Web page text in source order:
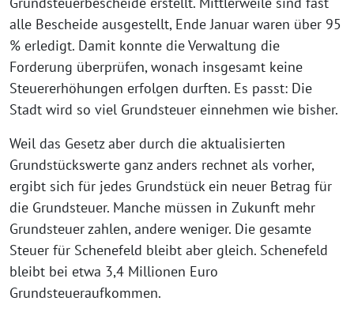
alle Bescheide ausgestellt, Ende Januar waren über 95
% erledigt. Damit konnte die Verwaltung die
Forderung überprüfen, wonach insgesamt keine
Steuererhöhungen erfolgen durften. Es passt: Die
Stadt wird so viel Grundsteuer einnehmen wie bisher.
Weil das Gesetz aber durch die aktualisierten
Grundstückswerte ganz anders rechnet als vorher,
ergibt sich für jedes Grundstück ein neuer Betrag für
die Grundsteuer. Manche müssen in Zukunft mehr
Grundsteuer zahlen, andere weniger. Die gesamte
Steuer für Schenefeld bleibt aber gleich. Schenefeld
bleibt bei etwa 3,4 Millionen Euro
Grundsteueraufkommen.